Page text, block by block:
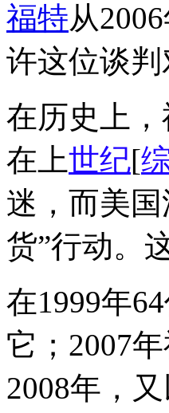
福特从
许这位谈
在历史上
在上世纪[
迷，而美
货”行动。
在1999年
它；2007
2008年，